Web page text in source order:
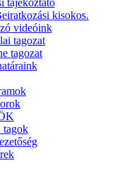
tájékoztató
kisokos.
videóink
tagozat
tagozat